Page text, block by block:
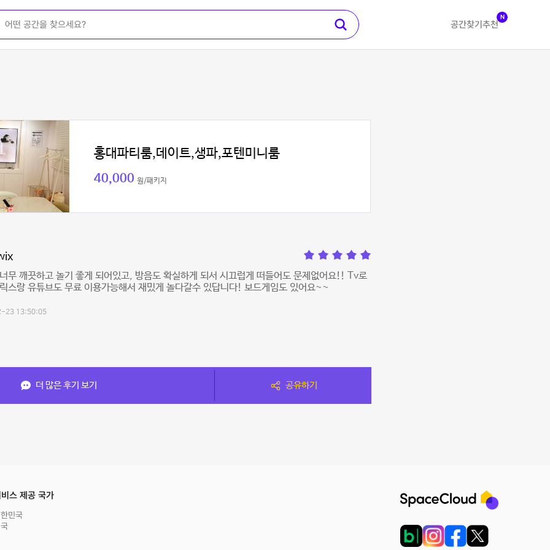
공간찾기 추천
N
홍대파티룸,데이트,생파,포텐미니룸
40,000 원/패키지
무 깨끗하고 놀기 좋게 되어있고, 방음도 확실하게 되서 시끄럽게 떠들어도 문제없어요!! Tv로
스랑 유튜브도 무료 이용가능해서 재밌게 놀다갈수 있답니다! 보드게임도 있어요~~
23 13:50:05
더 많은 후기 보기 공유하기
스 제공 국가
민국